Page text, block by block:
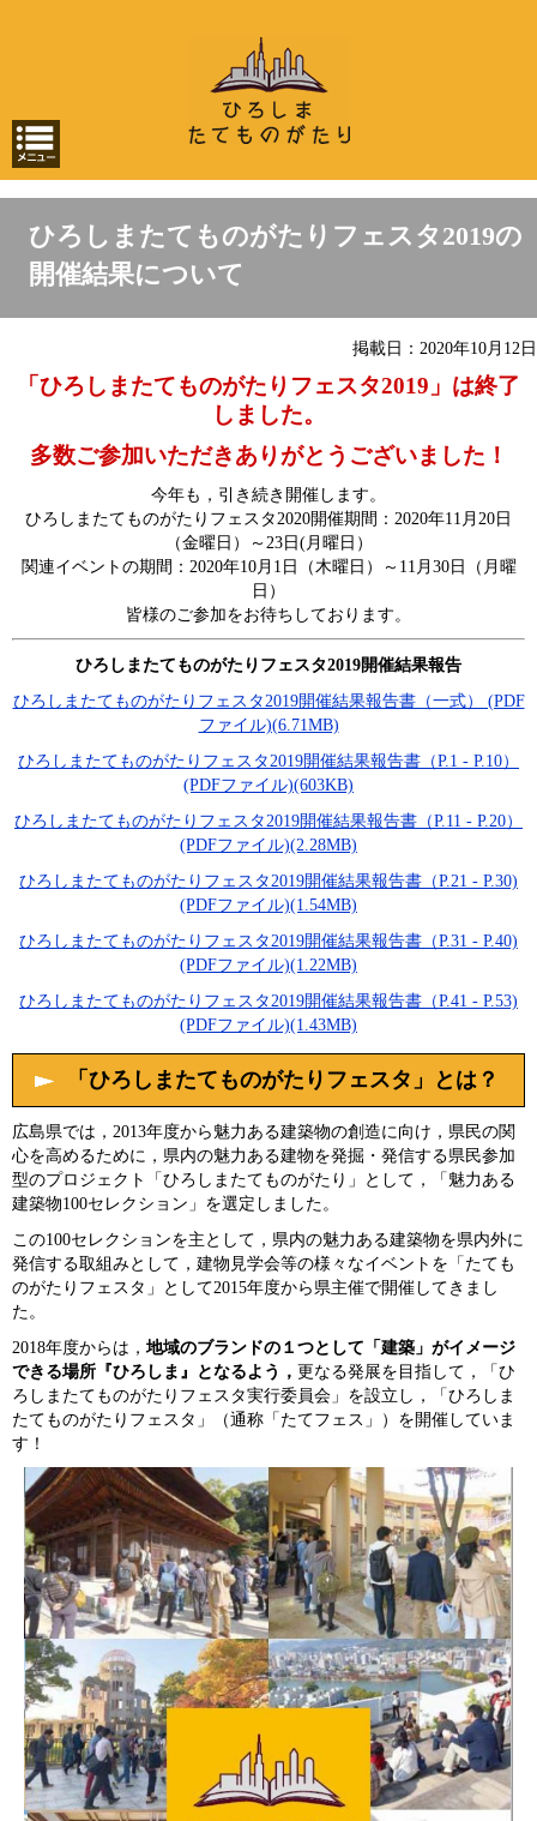
ひろしまたてものがたりフェスタ2019の
開催結果について
掲載日：2020年10月12日
「ひろしまたてものがたりフェスタ2019」は終了
しました。
多数ご参加いただきありがとうございました！
今年も，引き続き開催します。
ひろしまたてものがたりフェスタ2020開催期間：2020年11月20日
（金曜日）～23日(月曜日）
関連イベントの期間：2020年10月1日（木曜日）～11月30日（月曜
日）
皆様のご参加をお待ちしております。
ひろしまたてものがたりフェスタ2019開催結果報告
ひろしまたてものがたりフェスタ2019開催結果報告書（一式） (PDF
ファイル)(6.71MB)
ひろしまたてものがたりフェスタ2019開催結果報告書（P.1 - P.10）
(PDFファイル)(603KB)
ひろしまたてものがたりフェスタ2019開催結果報告書（P.11 - P.20）
(PDFファイル)(2.28MB)
ひろしまたてものがたりフェスタ2019開催結果報告書（P.21 - P.30)
(PDFファイル)(1.54MB)
ひろしまたてものがたりフェスタ2019開催結果報告書（P.31 - P.40)
(PDFファイル)(1.22MB)
ひろしまたてものがたりフェスタ2019開催結果報告書（P.41 - P.53)
(PDFファイル)(1.43MB)
「ひろしまたてものがたりフェスタ」とは？
広島県では，2013年度から魅力ある建築物の創造に向け，県民の関
心を高めるために，県内の魅力ある建物を発掘・発信する県民参加
型のプロジェクト「ひろしまたてものがたり」として，「魅力ある
建築物100セレクション」を選定しました。
この100セレクションを主として，県内の魅力ある建築物を県内外に
発信する取組みとして，建物見学会等の様々なイベントを「たても
のがたりフェスタ」として2015年度から県主催で開催してきまし
た。
2018年度からは， 地域のブランドの１つとして「建築」がイメージ
できる場所『ひろしま』となるよう， 更なる発展を目指して，「ひ
ろしまたてものがたりフェスタ実行委員会」を設立し，「ひろしま
たてものがたりフェスタ」（通称「たてフェス」）を開催していま
す！